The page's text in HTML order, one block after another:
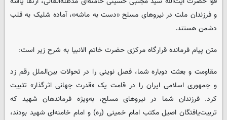
و فرزندان ملت در نیروهای مسلح «دست به ماشه»، آماده شلیک به قلب
دشمن هستند.
متن پیام فرمانده قرارگاه مرکزی حضرت خاتم الانبیا به شرح زیر است:
مقاومت و بعثت دوباره شما، فصل نوینی را در تحولات بین‌الملل رقم زد
و جمهوری اسلامی ایران را در قامت یک «قدرت جهانی اثرگذار» تثبیت
کرد. فرزندان شما در نیروهای مسلح، به‌ویژه فرماندهان شهید که
تربیت‌یافتگان اصیل مکتب امام خمینی (ره) و امام خامنه‌ای شهید بودند،